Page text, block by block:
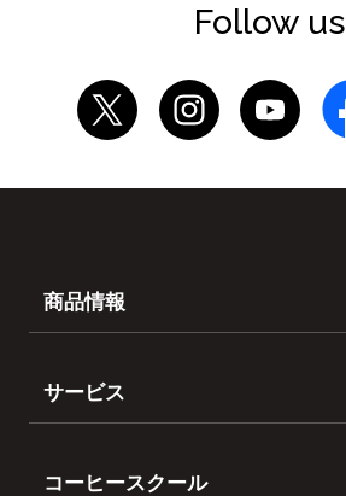
Follow us
商品情報
サービス
コーヒースクール